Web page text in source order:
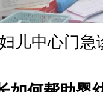
儿中心门